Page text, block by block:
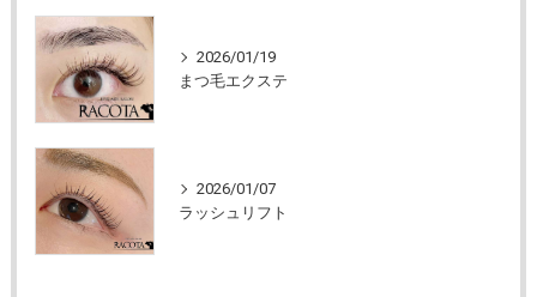
2026/01/19
まつ毛エクステ
2026/01/07
ラッシュリフト